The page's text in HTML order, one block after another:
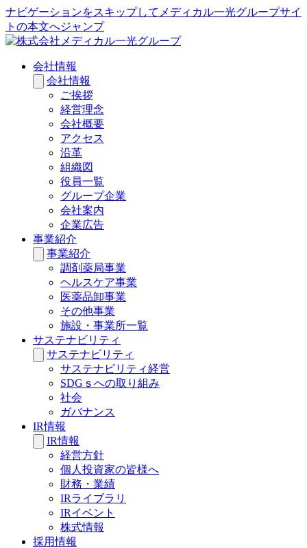
ナビゲーションをスキップしてメディカル一光グループサイ
トの本文へジャンプ
会社情報
会社情報
ご挨拶
経営理念
会社概要
アクセス
沿革
組織図
役員一覧
グループ企業
会社案内
企業広告
事業紹介
事業紹介
調剤薬局事業
ヘルスケア事業
医薬品卸事業
その他事業
施設・事業所一覧
サステナビリティ
サステナビリティ
サステナビリティ経営
SDGｓへの取り組み
社会
ガバナンス
IR情報
IR情報
経営方針
個人投資家の皆様へ
財務・業績
IRライブラリ
IRイベント
株式情報
採用情報